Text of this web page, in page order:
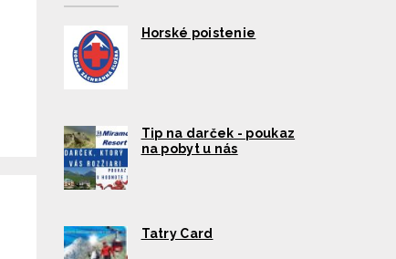
Horské poistenie
Tip na darček - poukaz
na pobyt u nás
Tatry Card